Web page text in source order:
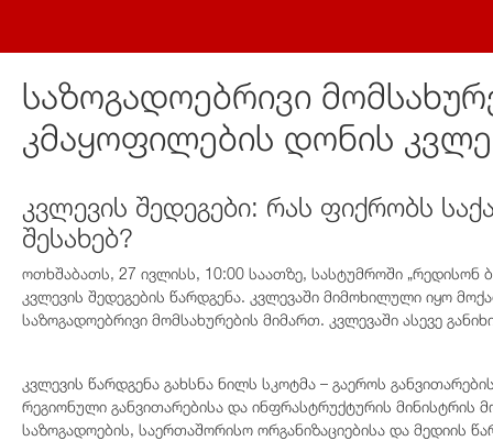
საზოგადოებრივი
კმაყოფილების დონის
კვლევის შედეგები: რას ფიქრობს
შესახებ?
ოთხშაბათს, 27 ივლისს, 10:00 საათზე, სასტუმროში
კვლევის შედეგების წარდგენა. კვლევაში მიმოხილული იყო
საზოგადოებრივი მომსახურების მიმართ. კვლევაში ასევე
კვლევის წარდგენა გახსნა ნილს სკოტმა – გაეროს
რეგიონული განვითარებისა და ინფრასტრუქტურის
საზოგადოების, საერთაშორისო ორგანიზაციებისა და მედიის